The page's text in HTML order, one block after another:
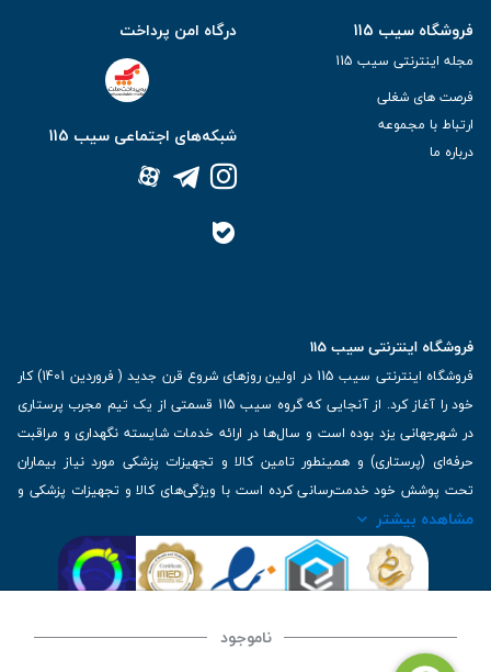
ناموجود
فروشگاه سیب 115
مجله اینترنتی سیب 115
فرصت های شغلی
ارتباط با مجموعه
درباره ما
درگاه امن پرداخت
شبکه‌های اجتماعی سیب 115
فروشگاه اینترنتی سیب 115
فروشگاه اینترنتی سیب 115 در اولین روزهای شروع قرن جدید ( فروردین 1401) کار
خود را آغاز کرد. از آنجایی که گروه سیب 115 قسمتی از یک تیم مجرب پرستاری
در شهرجهانی یزد بوده است و سال‌ها در ارائه خدمات شایسته نگهداری و مراقبت
حرفه‌ای (پرستاری) و همینطور تامین کالا و تجهیزات پزشکی مورد نیاز بیماران
تحت پوشش خود خدمت‌رسانی کرده است با ویژگی‌های کالا و تجهیزات پزشکی و
برترین برندهای موجود در بازار اطلاعات بسیار ارزشمندی را دارا می‌باشد
| تلفن تماس : 36333383-035 | ایمیل: Info@Sib115.com
مشاهده بیشتر